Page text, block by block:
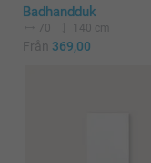
Badhandduk
70 140 cm
Från 369,00